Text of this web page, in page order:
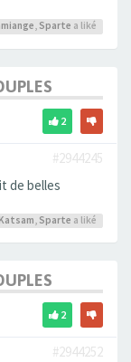
, Sparte a liké
2
#2944245
de belles
Katsam, Sparte a liké
2
#2944252